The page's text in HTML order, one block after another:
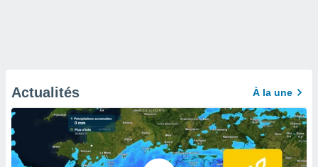
Actualités À la une